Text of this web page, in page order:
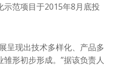
范项目于2015年8月底投
现出技术多样化、产品多
形初步形成。”据该负责人